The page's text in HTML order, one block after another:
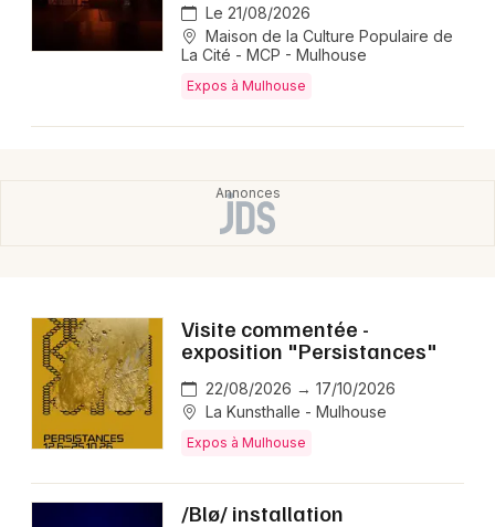
Le 21/08/2026
Maison de la Culture Populaire de
La Cité - MCP - Mulhouse
Expos à Mulhouse
Visite commentée -
exposition "Persistances"
22/08/2026 → 17/10/2026
La Kunsthalle - Mulhouse
Expos à Mulhouse
/Blø/ installation